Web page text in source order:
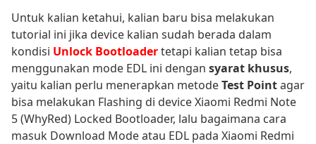
Untuk kalian ketahui, kalian baru bisa melakukan
tutorial ini jika device kalian sudah berada dalam
kondisi Unlock Bootloadertetapi kalian tetap bisa
menggunakan mode EDL ini dengan syarat khusus,
yaitu kalian perlu menerapkan metodeTest Pointagar
bisa melakukan Flashing di device Xiaomi Redmi Note
5 (WhyRed) Locked Bootloader, lalu bagaimana cara
masuk Download Mode atau EDL pada Xiaomi Redmi